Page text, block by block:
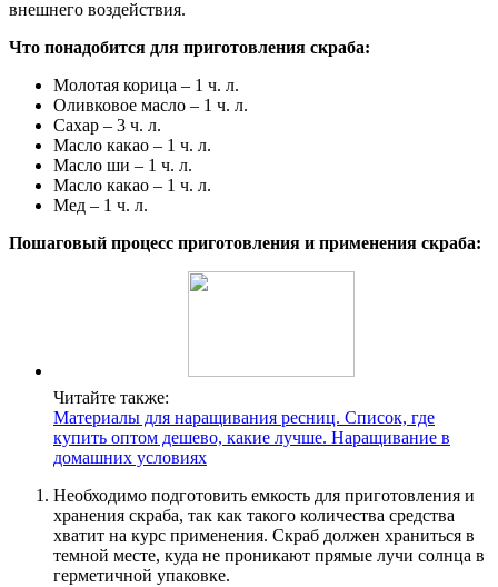
внешнего воздействия.
Что понадобится для приготовления скраба:
Молотая корица – 1 ч. л.
Оливковое масло – 1 ч. л.
Сахар – 3 ч. л.
Масло какао – 1 ч. л.
Масло ши – 1 ч. л.
Масло какао – 1 ч. л.
Мед – 1 ч. л.
Пошаговый процесс приготовления и применения скраба:
Читайте также:
Материалы для наращивания ресниц. Список, где
купить оптом дешево, какие лучше. Наращивание в
домашних условиях
Необходимо подготовить емкость для приготовления и
хранения скраба, так как такого количества средства
хватит на курс применения. Скраб должен храниться в
темной месте, куда не проникают прямые лучи солнца в
герметичной упаковке.